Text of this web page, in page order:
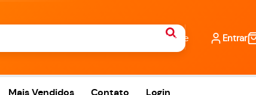
Entrar
Mais Vendidos Contato Login